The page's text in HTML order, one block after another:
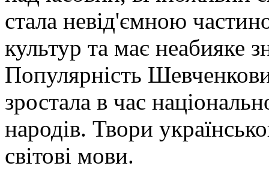
стала невід'ємною
культур та має неабияке
Популярність
зростала в час
народів. Твори
світові мови.